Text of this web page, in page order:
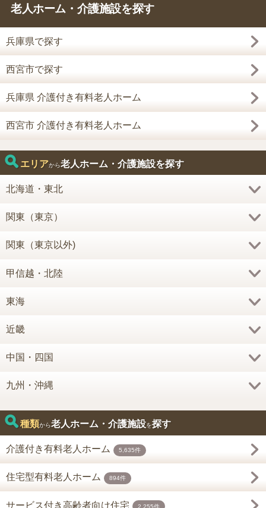
老人ホーム・介護施設を探す
兵庫県で探す
西宮市で探す
兵庫県 介護付き有料老人ホーム
西宮市 介護付き有料老人ホーム
エリアから老人ホーム・介護施設を探す
北海道・東北
関東（東京）
関東（東京以外)
甲信越・北陸
東海
近畿
中国・四国
九州・沖縄
種類から老人ホーム・介護施設を探す
介護付き有料老人ホーム 5,635件
住宅型有料老人ホーム 894件
サービス付き高齢者向け住宅 2,255件